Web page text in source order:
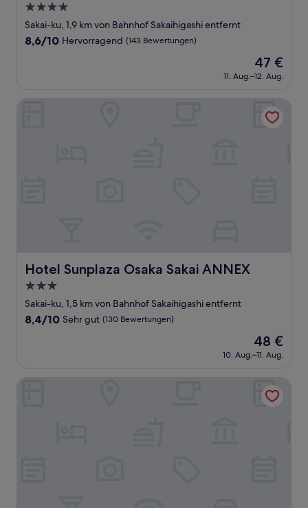
4.0-
Sterne-
Unterkunft
Sakai-ku, 1,9 km von Bahnhof Sakaihigashi entfernt
8.6
Bewertungen)
8,6/10 Hervorragend (143 Bewertungen)
Der
Preis
beträgt
47 €
11. Aug.–12. Aug.
Hotel Sunplaza Osaka Sakai ANNEX
Hotel Sunplaza Osaka Sakai ANNEX
3.0-
Sterne-
Unterkunft
Sakai-ku, 1,5 km von Bahnhof Sakaihigashi entfernt
8.4
(130
8,4/10 Sehr gut (130 Bewertungen)
Der
Preis
beträgt
48 €
10. Aug.–11. Aug.